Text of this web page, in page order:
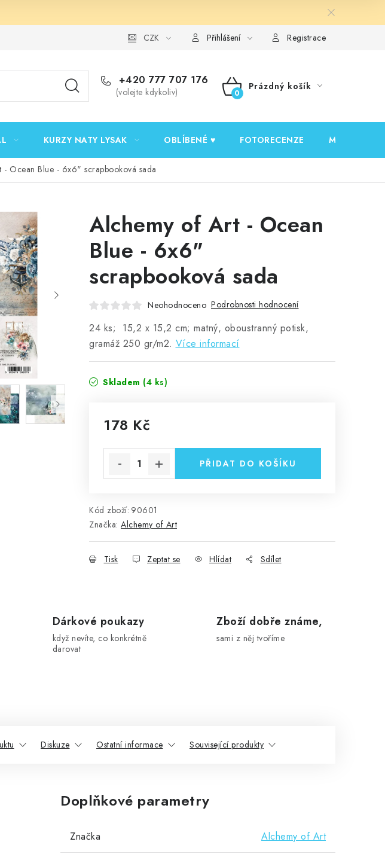
Podmínky ochrany osobních údajů Ověřování recenzí
CZK Přihlášení Registrace
+420 777 707 176
(volejte kdykoliv)
NÁKUPNÍ
Prázdný košík
KURZY NATY LYSAK OBLÍBENÉ ♥️ FOTORECENZE MOJE
- Ocean Blue - 6x6" scrapbooková sada
Alchemy of Art - Ocean
Blue - 6x6"
scrapbooková sada
Neohodnoceno Podrobnosti hodnocení
24 ks; 15,2 x 15,2 cm; matný, oboustranný potisk,
gramáž 250 gr/m2. Více informací
Skladem (4 ks)
178 Kč
PŘIDAT DO KOŠÍKU
Kód zboží: 90601
Značka: Alchemy of Art
Tisk Zeptat se Hlídat Sdílet
Dárkové poukazy
když nevíte, co konkrétně
darovat
Zboží dobře známe,
sami z něj tvoříme
Diskuze Ostatní informace Související produkty
Doplňkové parametry
Značka Alchemy of Art